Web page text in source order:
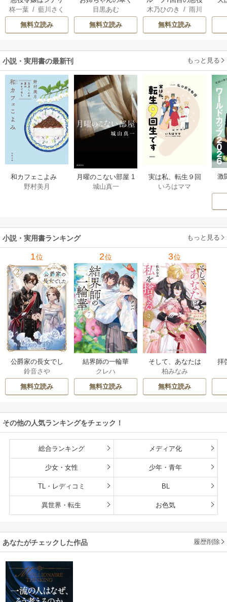
オを知らない ～乙
女ゲームの世界で
真実の恋を探しま
柊一葉 /藍川さく
ら
無料立読み
ん
目黒あむ
無料立読み
令嬢は、元敵国で
自由気ままな花嫁
生活を満喫する
木乃ひのき /雨川
/ 八美☆わん
無料立読み
小説・実用書の最新刊 もっと見る
和カフェこよみ
五月くんの夏のお
野村美月
月曜のこない部屋 1
巻
城山真一
実は私、転生９回
生です マンガ
いろはママ
激
小説・実用書ランキング もっと見る
1位
公爵家の長女でし
た
鈴音さや
無料立読み
2位
結界師の一輪華
クレハ
無料立読み
3位
そして、あなたは
私を捨てる
柏みなみ
無料立読み
拝
その他の人気ランキングをチェック！
総合ランキング メディア化
少女・女性 少年・青年
TL・レディコミ BL
異世界・転生 お色気
あなたがチェックした作品 履歴削除